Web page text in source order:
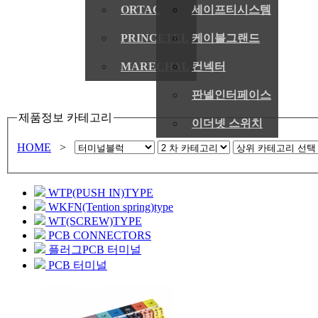
ORTAC
PRINCETEL
MARECHAL
세이프티시스템
케이블그랜드
컨넥터
판넬인터페이스
이더넷 스위치
제품정보 카테고리
HOME >
WTP(PUSH IN)TYPE
WKFN(Tention spring)type
WT(SCREW)TYPE
PCB CONNECTORS
플러그PCB 터미널
PCB 터미널